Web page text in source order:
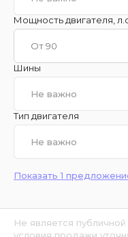
Мощность двигателя,
Шины
Не важно
Тип двигателя
Не важно
Показать 1
Не является